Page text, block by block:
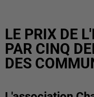
LE PRIX DE
PAR CINQ
DES